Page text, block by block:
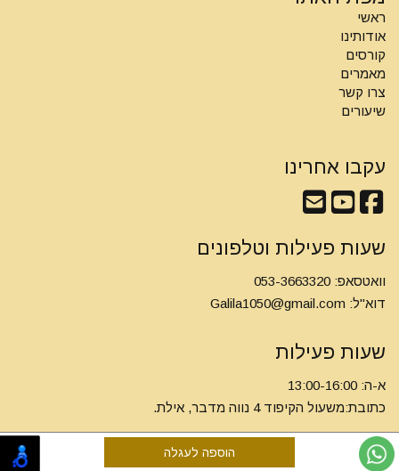
ראשי
אודותינו
קורסים
מאמרים
צרו קשר
שיעורים
עקבו אחרינו
שעות פעילות וטלפונים
וואטסאפ: 053-3663320
דוא"ל: Galila1050@gmail.com
שעות פעילות
א-ה: 13:00-16:00
כתובת:משעול הקיפוד 4 נווה מדבר, אילת.